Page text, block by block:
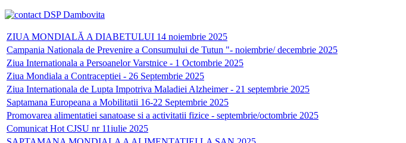
ZIUA MONDIALĂ A DIABETULUI 14 noiembrie 2025
Campania Nationala de Prevenire a Consumului de Tutun "- noiembrie/ decembrie 2025
Ziua Internationala a Persoanelor Varstnice - 1 Octombrie 2025
Ziua Mondiala a Contraceptiei - 26 Septembrie 2025
Ziua Internationala de Lupta Impotriva Maladiei Alzheimer - 21 septembrie 2025
Saptamana Europeana a Mobilitatii 16-22 Septembrie 2025
Promovarea alimentatiei sanatoase si a activitatii fizice - septembrie/octombrie 2025
Comunicat Hot CJSU nr 11iulie 2025